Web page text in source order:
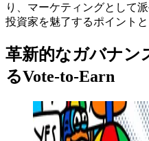
り、マーケティングとして
投資家を魅了するポイント
革新的なガバナン
るVote-to-Earn